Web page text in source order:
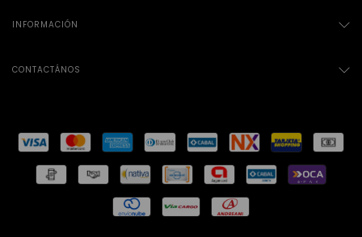
INFORMACIÓN
CONTACTÁNOS